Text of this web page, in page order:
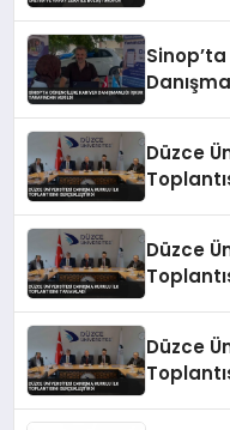
Düzce
Düzce
Düzce